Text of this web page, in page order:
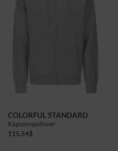
COLORFUL STANDARD
Kapuzenpullover
115.54$